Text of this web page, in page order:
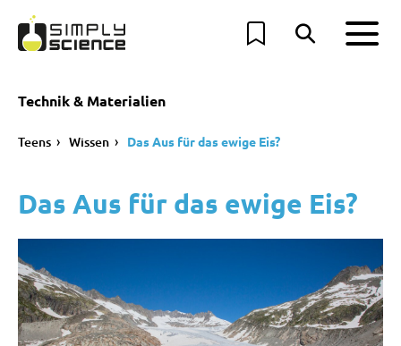
Technik & Materialien
Teens Wissen Das Aus für das ewige Eis?
Das Aus für das ewige Eis?